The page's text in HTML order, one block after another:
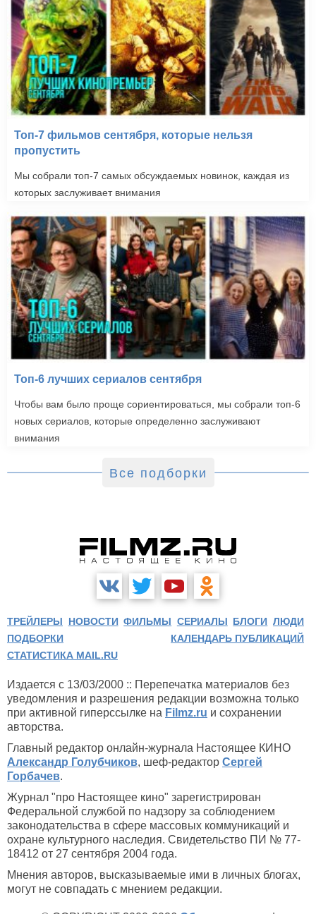
Топ-7 фильмов сентября, которые нельзя
пропустить
Мы собрали топ-7 самых обсуждаемых новинок, каждая из
которых заслуживает внимания
Топ-6 лучших сериалов сентября
Чтобы вам было проще сориентироваться, мы собрали топ-6
новых сериалов, которые определенно заслуживают
внимания
Все подборки
ТРЕЙЛЕРЫ НОВОСТИ ФИЛЬМЫ СЕРИАЛЫ БЛОГИ ЛЮДИ
ПОДБОРКИ
КАЛЕНДАРЬ ПУБЛИКАЦИЙ
СТАТИСТИКА MAIL.RU
Издается с 13/03/2000 :: Перепечатка материалов без
уведомления и разрешения редакции возможна только
при активной гиперссылке на Filmz.ru и сохранении
авторства.
Главный редактор онлайн-журнала Настоящее КИНО
Александр Голубчиков, шеф-редактор Сергей
Горбачев.
Журнал "про Настоящее кино" зарегистрирован
Федеральной службой по надзору за соблюдением
законодательства в сфере массовых коммуникаций и
охране культурного наследия. Свидетельство ПИ № 77-
18412 от 27 сентября 2004 года.
Мнения авторов, высказываемые ими в личных блогах,
могут не совпадать с мнением редакции.